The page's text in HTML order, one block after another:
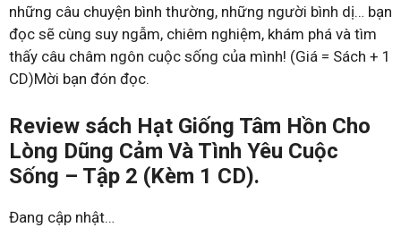
những câu chuyện bình thường, những người bình dị… bạn
đọc sẽ cùng suy ngẫm, chiêm nghiệm, khám phá và tìm
thấy câu châm ngôn cuộc sống của mình! (Giá = Sách + 1
CD)Mời bạn đón đọc.
Review sách Hạt Giống Tâm Hồn Cho
Lòng Dũng Cảm Và Tình Yêu Cuộc
Sống – Tập 2 (Kèm 1 CD).
Đang cập nhật…